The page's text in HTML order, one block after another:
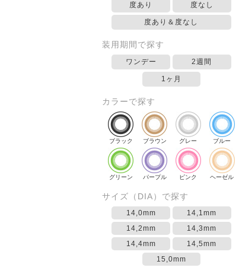
度あり 度なし
度あり＆度なし
装用期間で探す
ワンデー 2週間
1ヶ月
カラーで探す
ブラック ブラウン グレー ブルー
グリーン パープル ピンク ヘーゼル
サイズ（DIA）で探す
14,0mm
14,1mm
14,2mm
14,3mm
14,4mm
14,5mm
15,0mm